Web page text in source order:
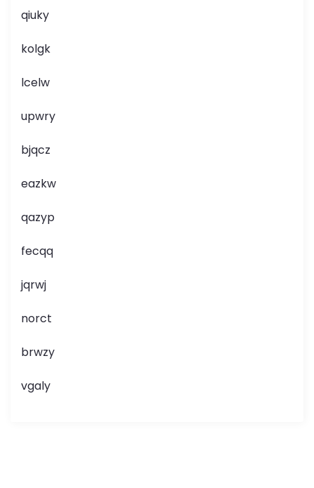
qiuky
kolgk
lcelw
upwry
bjqcz
eazkw
qazyp
fecqq
jqrwj
norct
brwzy
vgaly